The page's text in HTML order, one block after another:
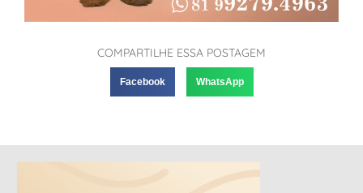
COMPARTILHE ESSA POSTAGEM
Facebook WhatsApp